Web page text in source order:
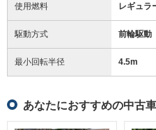
使用燃料 レギュラ
駆動方式 前輪駆動
最小回転半径 4.5m
あなたにおすすめの中古